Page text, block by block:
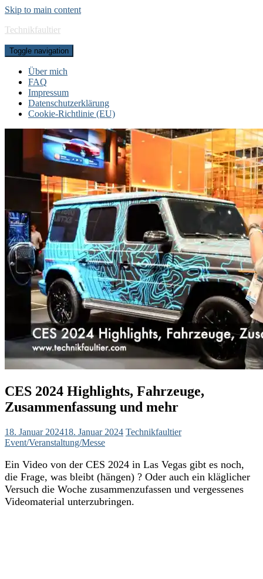
Skip to main content
Technikfaultier
Toggle navigation
Über mich
FAQ
Impressum
Datenschutzerklärung
Cookie-Richtlinie (EU)
CES 2024 Highlights, Fahrzeuge,
Zusammenfassung und mehr
18. Januar 202418. Januar 2024 Technikfaultier
Event/Veranstaltung/Messe
Ein Video von der CES 2024 in Las Vegas gibt es noch,
die Frage, was bleibt (hängen) ? Oder auch ein kläglicher
Versuch die Woche zusammenzufassen und vergessenes
Videomaterial unterzubringen.